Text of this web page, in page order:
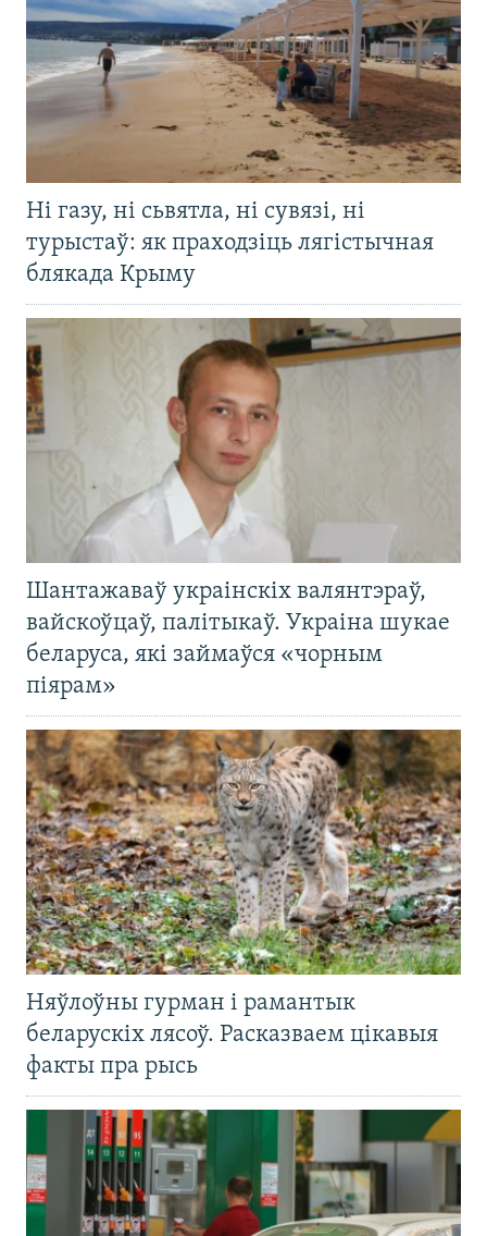
Ні газу, ні сьвятла, ні сувязі, ні
турыстаў: як праходзіць лягістычная
блякада Крыму
Шантажаваў украінскіх валянтэраў,
вайскоўцаў, палітыкаў. Украіна шукае
беларуса, які займаўся «чорным
піярам»
Няўлоўны гурман і рамантык
беларускіх лясоў. Расказваем цікавыя
факты пра рысь